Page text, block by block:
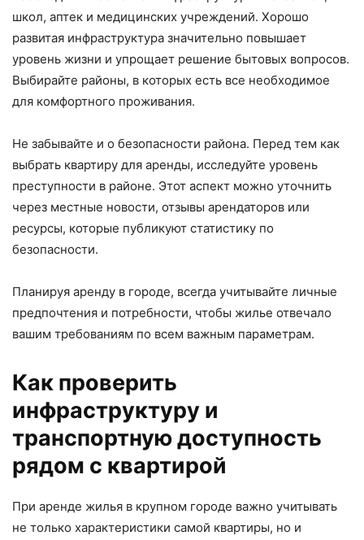
школ, аптек и медицинских учреждений. Хорошо
развитая инфраструктура значительно повышает
уровень жизни и упрощает решение бытовых вопросов.
Выбирайте районы, в которых есть все необходимое
для комфортного проживания.
Не забывайте и о безопасности района. Перед тем как
выбрать квартиру для аренды, исследуйте уровень
преступности в районе. Этот аспект можно уточнить
через местные новости, отзывы арендаторов или
ресурсы, которые публикуют статистику по
безопасности.
Планируя аренду в городе, всегда учитывайте личные
предпочтения и потребности, чтобы жилье отвечало
вашим требованиям по всем важным параметрам.
Как проверить
инфраструктуру и
транспортную доступность
рядом с квартирой
При аренде жилья в крупном городе важно учитывать
не только характеристики самой квартиры, но и